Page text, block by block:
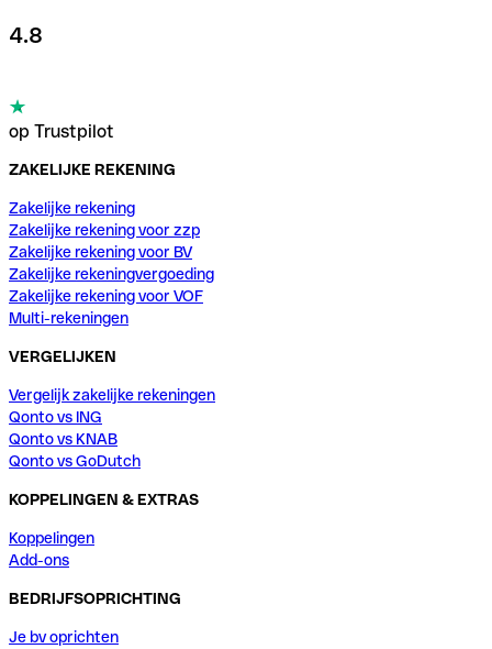
4.8
op Trustpilot
ZAKELIJKE REKENING
Zakelijke rekening
Zakelijke rekening voor zzp
Zakelijke rekening voor BV
Zakelijke rekeningvergoeding
Zakelijke rekening voor VOF
Multi-rekeningen
VERGELIJKEN
Vergelijk zakelijke rekeningen
Qonto vs ING
Qonto vs KNAB
Qonto vs GoDutch
KOPPELINGEN & EXTRAS
Koppelingen
Add-ons
BEDRIJFSOPRICHTING
Je bv oprichten